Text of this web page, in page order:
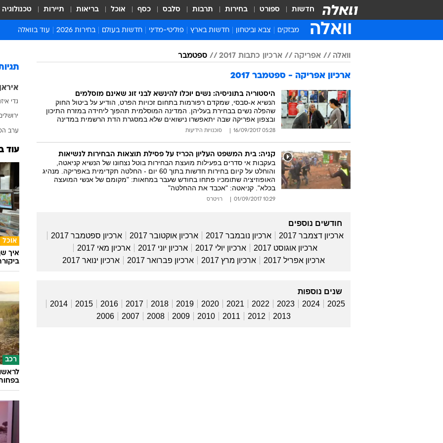
חדשות ספורט בחירות תרבות סלבס כסף אוכל בריאות תיירות טכנולוגיה
וואלה מבזקים צבא וביטחון חדשות בארץ
חדשות פלילים ומשפט
ישראלים בחו"ל
בריאות
חברה ורווחה
פוליטי-מדיני
יחסי חוץ
חדשות בעולם
אירופה
אסיה והפסיפיק
אפריקה
בחירות 2026 עוד בוואלה
סרי ושלזינגר
אסור לפספס
זמני כניסת שבת
לוח חופשות וחגים
חדשות יהדות
חדשות המשפט
המייל האדום
וואלה אפריקה ארכיון כתבות 2017 ספטמבר
ארכיון אפריקה - ספטמבר 2017
היסטוריה בתוניסיה: נשים יוכלו להינשא לבני זוג שאינם מוסלמים
הנשיא א-סבסי, שמקדם רפורמות בתחום זכויות הפרט, הודיע על ביטול החוק
שהפלה נשים בבחירת בעליהן. המדינה המוסלמית תהפוך ליחידה במזרח התיכון
ובצפון אפריקה שבה יתאפשרו נישואים שלא במסגרת הדת הרשמית במדינה
05:28 16/09/2017 סוכנויות הידיעות
קניה: בית המשפט העליון הכריז על פסילת תוצאות הבחירות לנשיאות
בעקבות אי סדרים בפעילות מועצת הבחירות בוטל נצחונו של הנשיא קניאטה,
והוחלט על קיום בחירות חדשות בתוך 60 יום - החלטה תקדימית באפריקה. מנהיג
האופוזיציה שתומכיו פתחו בחודש שעבר במחאות: "מקומם של אנשי המועצה
בכלא". קניאטה: "אכבד את ההחלטה"
10:29 01/09/2017 רויטרס
חודשים נוספים
ארכיון דצמבר 2017
ארכיון נובמבר 2017 ארכיון אוקטובר 2017
ארכיון ספטמבר 2017
ארכיון אוגוסט 2017
ארכיון יולי 2017 ארכיון יוני 2017
ארכיון מאי 2017
ארכיון אפריל 2017
ארכיון מרץ 2017 ארכיון פברואר 2017 ארכיון ינואר 2017
שנים נוספות
2025
2024
2023
2022
2021
2020
2019
2018
2017
2016
2015
2014
2013
2012
2011
2010
2009
2008
2007
2006
איראן
גדי
ירושלים
ערב
עוד
אוכל
איך
רכב
בפחות מ-